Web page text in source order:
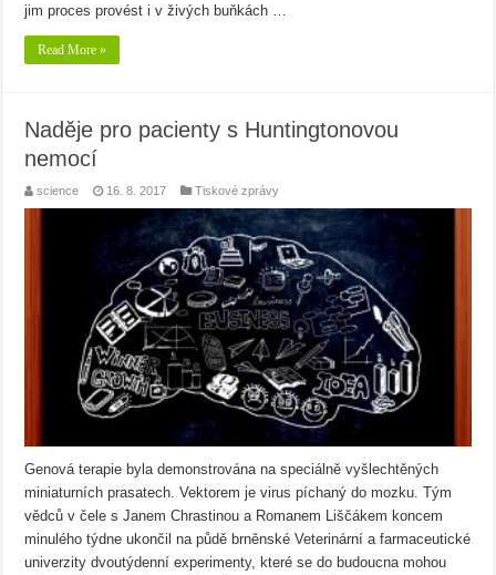
jim proces provést i v živých buňkách …
Read More »
Naděje pro pacienty s Huntingtonovou
nemocí
science 16. 8. 2017 Tiskové zprávy
Genová terapie byla demonstrována na speciálně vyšlechtěných
miniaturních prasatech. Vektorem je virus píchaný do mozku. Tým
vědců v čele s Janem Chrastinou a Romanem Liščákem koncem
minulého týdne ukončil na půdě brněnské Veterinární a farmaceutické
univerzity dvoutýdenní experimenty, které se do budoucna mohou